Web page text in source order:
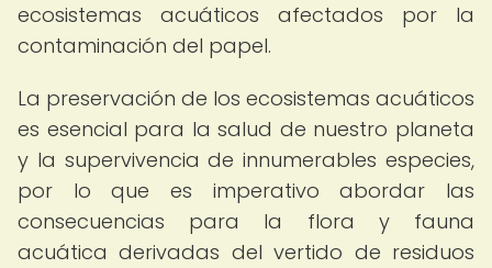
ecosistemas acuáticos afectados por la
contaminación del papel.
La preservación de los ecosistemas acuáticos
es esencial para la salud de nuestro planeta
y la supervivencia de innumerables especies,
por lo que es imperativo abordar las
consecuencias para la flora y fauna
acuática derivadas del vertido de residuos